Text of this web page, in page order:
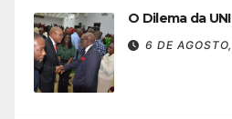
O Dilema da
6 DE